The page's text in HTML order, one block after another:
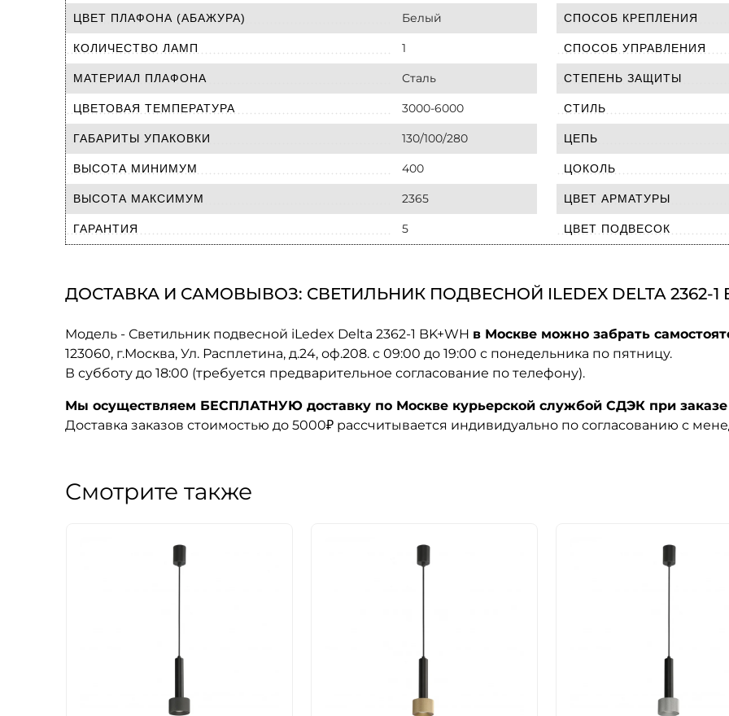
ЦВЕТ ПЛАФОНА (АБАЖУРА) Белый
КОЛИЧЕСТВО ЛАМП 1
МАТЕРИАЛ ПЛАФОНА Сталь
ЦВЕТОВАЯ ТЕМПЕРАТУРА 3000-6000
ГАБАРИТЫ УПАКОВКИ 130/100/280
ВЫСОТА МИНИМУМ 400
ВЫСОТА МАКСИМУМ 2365
ГАРАНТИЯ 5
СПОСОБ КРЕПЛЕНИЯ
СПОСОБ УПРАВЛЕНИЯ
СТЕПЕНЬ ЗАЩИТЫ
СТИЛЬ
ЦЕПЬ
ЦОКОЛЬ
ЦВЕТ АРМАТУРЫ
ЦВЕТ ПОДВЕСОК
ДОСТАВКА И САМОВЫВОЗ: СВЕТИЛЬНИК ПОДВЕСНОЙ ILEDEX DELTA 2362-1
Модель - Светильник подвесной iLedex Delta 2362-1 BK+WH в Москве можно забрать
123060, г.Москва, Ул. Расплетина, д.24, оф.208. с 09:00 до 19:00 с понедельника по пятницу.
В субботу до 18:00 (требуется предварительное согласование по телефону).
Мы осуществляем БЕСПЛАТНУЮ доставку по Москве курьерской службой СДЭК при заказе
Доставка заказов стоимостью до 5000₽ рассчитывается индивидуально по согласованию с
Смотрите также